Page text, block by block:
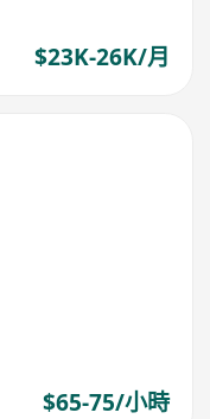
$23K-26K/月
$65-75/小時